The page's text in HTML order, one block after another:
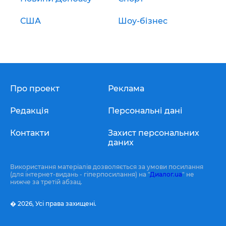
США Шоу-бізнес
Про проект
Редакція
Контакти
Реклама
Персональні дані
Захист персональних
даних
Використання матеріалів дозволяється за умови посилання
(для інтернет-видань - гіперпосилання) на "Диалог.ua" не
нижче за третій абзац.
� 2026, Усі права захищені.